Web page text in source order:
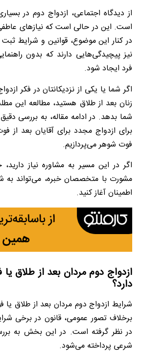
از دیدگاه اجتماعی، ازدواج دوم در
است. این در حالی است که نیازهای عاطفی
در کنار این موضوع، قوانین و شرایط
نیز پیچیدگی‌هایی دارند که بدون
فرد ایجاد شود.
اگر شما یا یکی از نزدیکانتان در فکر
زنان بعد از طلاق هستید، مطالعه این
شما بدهد. در ادامه مقاله، به بررسی
برای ازدواج مجدد برای آقایان بعد از
فوت شوهر می‌پردازیم.
اگر در این مسیر به مشاوره نیاز
مشورت با متخصصان خبره، می‌تواند به
اطمینان آغاز کنید.
ازدواج دوم مردان بعد از طلاق
دارد؟
شرایط ازدواج دوم مردان بعد از
برخلاف تصور عمومی، قانون در برخی
در نظر گرفته است. در این بخش به
شرعی پرداخته می‌شود.